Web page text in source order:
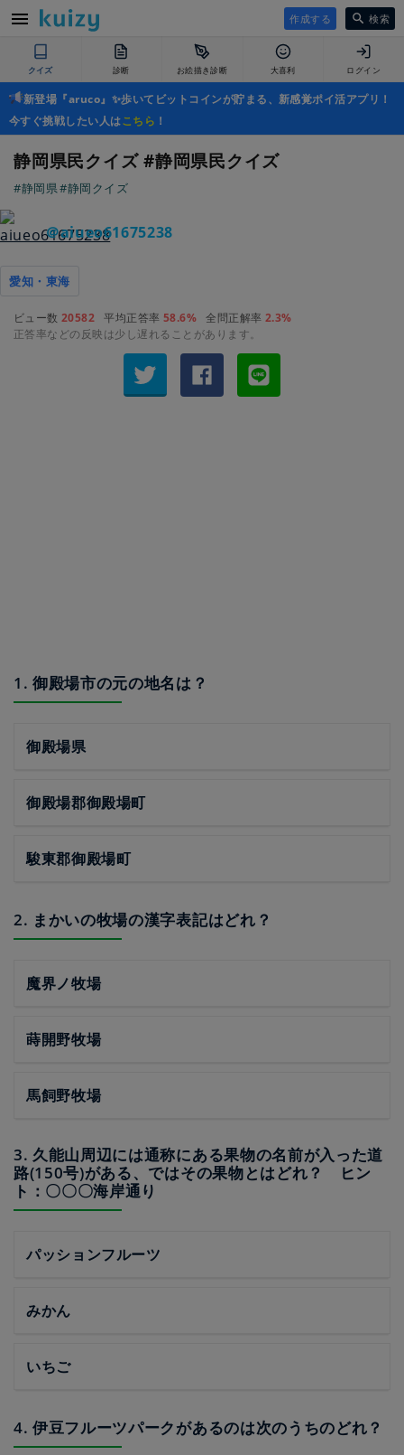
作成する 検索
クイズ 診断 お絵描き診断 大喜利 ログイン
新登場『aruco』✨歩いてビットコインが貯まる、新感覚ポイ活アプリ！
今すぐ挑戦したい人はこちら ！
静岡県民クイズ #静岡県民クイズ
#静岡県#静岡クイズ
＠aiueo61675238
愛知・東海
ビュー数 20582 平均正答率 58.6% 全問正解率 2.3%
正答率などの反映は少し遅れることがあります。
1. 御殿場市の元の地名は？
御殿場県
御殿場郡御殿場町
駿東郡御殿場町
2. まかいの牧場の漢字表記はどれ？
魔界ノ牧場
蒔開野牧場
馬飼野牧場
3. 久能山周辺には通称にある果物の名前が入った道
路(150号)がある、ではその果物とはどれ？ ヒン
ト：〇〇〇海岸通り
パッションフルーツ
みかん
いちご
4. 伊豆フルーツパークがあるのは次のうちのどれ？